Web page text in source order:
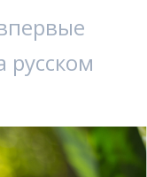
русском